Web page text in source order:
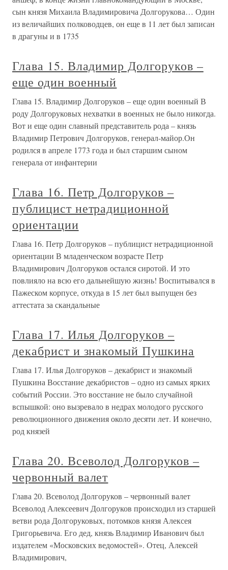
сын князя Михаила Владимировича Долгорукова… Один
из величайших полководцев, он еще в 11 лет был записан
в драгуны и в 1735
Глава 15. Владимир Долгоруков –
еще один военный
Глава 15. Владимир Долгоруков – еще один военный В
роду Долгоруковых нехватки в военных не было никогда.
Вот и еще один славный представитель рода – князь
Владимир Петрович Долгоруков, генерал-майор.Он
родился в апреле 1773 года и был старшим сыном
генерала от инфантерии
Глава 16. Петр Долгоруков –
публицист нетрадиционной
ориентации
Глава 16. Петр Долгоруков – публицист нетрадиционной
ориентации В младенческом возрасте Петр
Владимирович Долгоруков остался сиротой. И это
повлияло на всю его дальнейшую жизнь! Воспитывался в
Пажеском корпусе, откуда в 15 лет был выпущен без
аттестата за скандальные
Глава 17. Илья Долгоруков –
декабрист и знакомый Пушкина
Глава 17. Илья Долгоруков – декабрист и знакомый
Пушкина Восстание декабристов – одно из самых ярких
событий России. Это восстание не было случайной
вспышкой: оно вызревало в недрах молодого русского
революционного движения около десяти лет. И конечно,
род князей
Глава 20. Всеволод Долгоруков –
червонный валет
Глава 20. Всеволод Долгоруков – червонный валет
Всеволод Алексеевич Долгоруков происходил из старшей
ветви рода Долгоруковых, потомков князя Алексея
Григорьевича. Его дед, князь Владимир Иванович был
издателем «Московских ведомостей». Отец, Алексей
Владимирович,